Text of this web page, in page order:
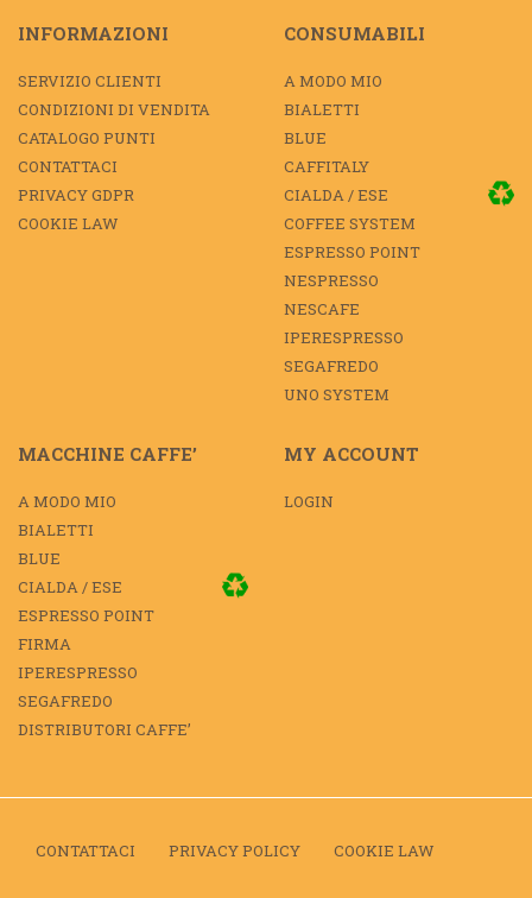
INFORMAZIONI
SERVIZIO CLIENTI
CONDIZIONI DI VENDITA
CATALOGO PUNTI
CONTATTACI
PRIVACY GDPR
COOKIE LAW
CONSUMABILI
A MODO MIO
BIALETTI
BLUE
CAFFITALY
CIALDA / ESE
COFFEE SYSTEM
ESPRESSO POINT
NESPRESSO
NESCAFE
IPERESPRESSO
SEGAFREDO
UNO SYSTEM
MACCHINE CAFFE’
A MODO MIO
BIALETTI
BLUE
CIALDA / ESE
ESPRESSO POINT
FIRMA
IPERESPRESSO
SEGAFREDO
DISTRIBUTORI CAFFE’
MY ACCOUNT
LOGIN
CONTATTACI PRIVACY POLICY COOKIE LAW